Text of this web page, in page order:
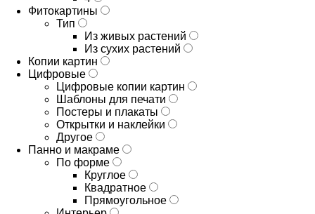
Фитокартины
Тип
Из живых растений
Из сухих растений
Копии картин
Цифровые
Цифровые копии картин
Шаблоны для печати
Постеры и плакаты
Открытки и наклейки
Другое
Панно и макраме
По форме
Круглое
Квадратное
Прямоугольное